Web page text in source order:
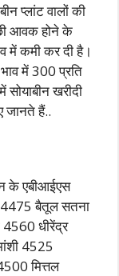
प्लांट वालों की
आवक होने के
में कमी कर दी है।
में 300 प्रति
खरीदी
जानते हैं..
के एबीआईएस
बैतूल सतना
धीरेंद्र
4525
मित्तल